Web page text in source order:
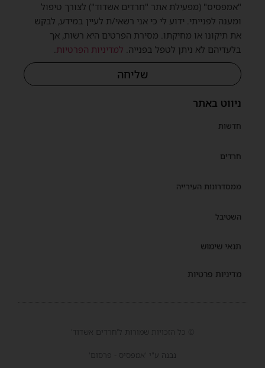
ניווט באתר
חדשות
חרדים
ממסדרונות העירייה
השטיבל
תנאי שימוש
מדיניות פרטיות
"אמפסיס" (מפעילת אתר "חרדים אשדוד") לצורך טיפול
ומענה לפנייתי. ידוע לי כי אני רשאי/ת לעיין במידע, לבקש
את תיקונו או מחיקתו. מסירת הפרטים היא רשות, אך
בלעדיהם לא ניתן לטפל בפנייה. למדיניות הפרטיות.
שליחה
© כל הזכויות שמורות ל'חרדים אשדוד'
נבנה ע"י 'אמפסיס - פרסום'